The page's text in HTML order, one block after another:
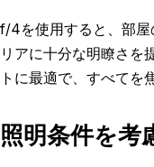
f/4を使用すると、部屋
リアに十分な明瞭さを
トに最適で、すべてを
照明条件を考